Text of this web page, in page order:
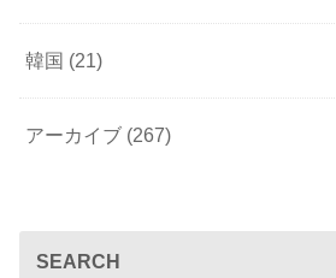
韓国 (21)
アーカイブ (267)
SEARCH